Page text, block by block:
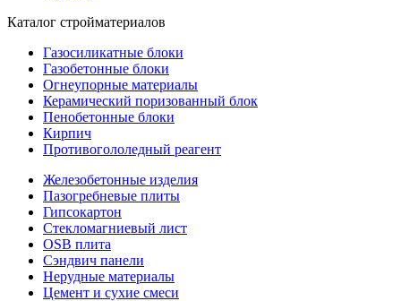
Каталог стройматериалов
Газосиликатные блоки
Газобетонные блоки
Огнеупорные материалы
Керамический поризованный блок
Пенобетонные блоки
Кирпич
Противогололедный реагент
Железобетонные изделия
Пазогребневые плиты
Гипсокартон
Стекломагниевый лист
OSB плита
Сэндвич панели
Нерудные материалы
Цемент и сухие смеси